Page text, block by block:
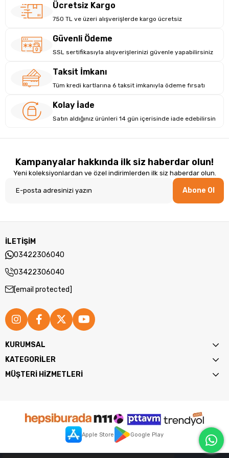
Ücretsiz Kargo
750 TL ve üzeri alışverişlerde kargo ücretsiz
Güvenli Ödeme
SSL sertifikasıyla alışverişlerinizi güvenle yapabilirsiniz
Taksit İmkanı
Tüm kredi kartlarına 6 taksit imkanıyla ödeme fırsatı
Kolay İade
Satın aldığınız ürünleri 14 gün içerisinde iade edebilirsin
Kampanyalar hakkında ilk siz haberdar olun!
Yeni koleksiyonlardan ve özel indirimlerden ilk siz haberdar olun.
Abone Ol
İLETİŞİM
03422306040
03422306040
[email protected]
KURUMSAL
KATEGORİLER
MÜŞTERİ HİZMETLERİ
Apple Store Google Play